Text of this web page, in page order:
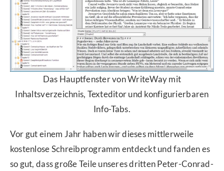
Das Hauptfenster von WriteWay mit
Inhaltsverzeichnis, Texteditor und konfigurierbaren
Info-Tabs.
Vor gut einem Jahr haben wir dieses mittlerweile
kostenlose Schreibprogramm entdeckt und fanden es
so gut, dass große Teile unseres dritten Peter-Conrad-